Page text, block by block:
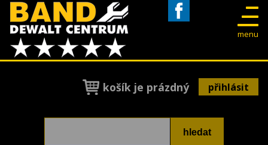
menu
košík je prázdný přihlásit